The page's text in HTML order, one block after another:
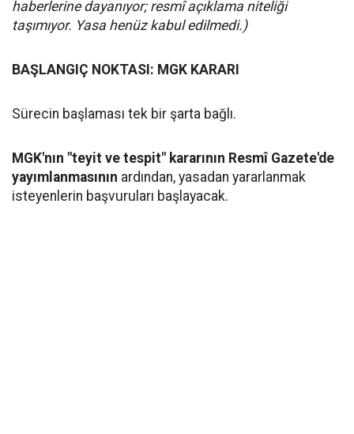
haberlerine dayanıyor; resmî açıklama niteliği
taşımıyor. Yasa henüz kabul edilmedi.)
BAŞLANGIÇ NOKTASI: MGK KARARI
Sürecin başlaması tek bir şarta bağlı.
MGK'nın "teyit ve tespit" kararının Resmî Gazete'de
yayımlanmasının ardından, yasadan yararlanmak
isteyenlerin başvuruları başlayacak.